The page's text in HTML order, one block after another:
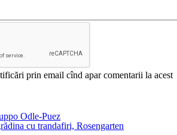
prin email cînd apar comentarii la acest
Odle-Puez
cu trandafiri, Rosengarten